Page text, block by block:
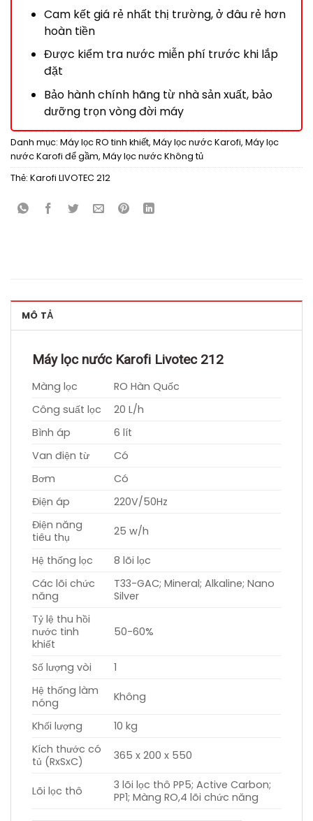
Cam kết giá rẻ nhất thị trường, ở đâu rẻ hơn
hoàn tiền
Được kiểm tra nước miễn phí trước khi lắp
đặt
Bảo hành chính hãng từ nhà sản xuất, bảo
dưỡng trọn vòng đời máy
Danh mục: Máy lọc RO tinh khiết, Máy lọc nước Karofi, Máy lọc
nước Karofi để gầm, Máy lọc nước Không tủ
Thẻ: Karofi LIVOTEC 212
MÔ TẢ
Máy lọc nước Karofi Livotec 212
Màng lọc
RO Hàn Quốc
Công suất lọc
20 L/h
Bình áp
6 lít
Van điện từ
Có
Bơm
Có
Điện áp
220V/50Hz
Điện năng
tiêu thụ
25 w/h
Hệ thống lọc
8 lõi lọc
Các lõi chức
năng
T33-GAC; Mineral; Alkaline; Nano
Silver
Tỷ lệ thu hồi
nước tinh
khiết
50-60%
Số lượng vòi
1
Hệ thống làm
nóng
Không
Khối lượng
10 kg
Kích thước có
tủ (RxSxC)
365 x 200 x 550
Lõi lọc thô
3 lõi lọc thô PP5; Active Carbon;
PP1; Màng RO,4 lõi chức năng